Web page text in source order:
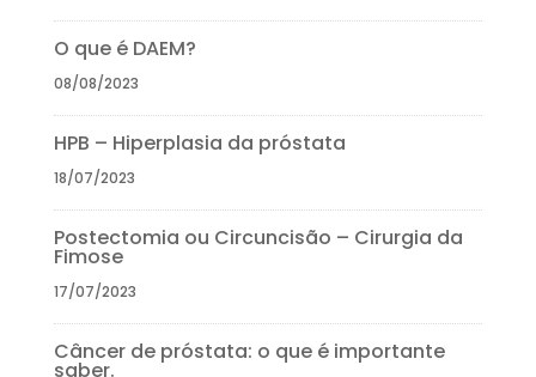
O que é DAEM?
08/08/2023
HPB – Hiperplasia da próstata
18/07/2023
Postectomia ou Circuncisão – Cirurgia da
Fimose
17/07/2023
Câncer de próstata: o que é importante
saber.